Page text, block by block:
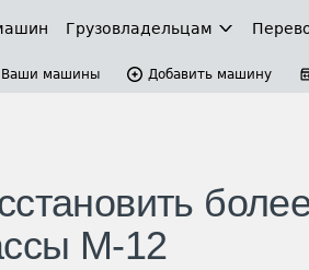
Грузовладельцам
Ваши машины Добавить машину
М-12